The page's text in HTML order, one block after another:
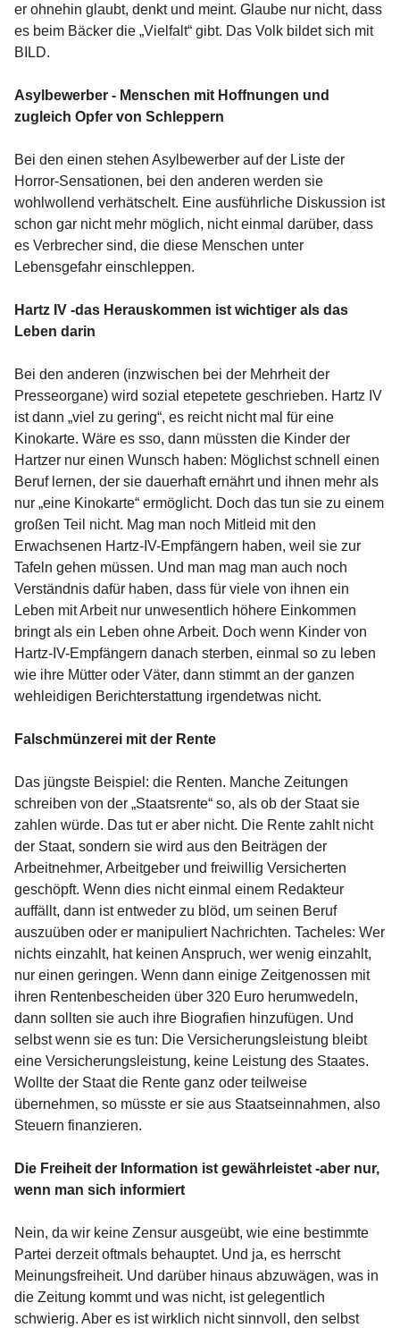
er ohnehin glaubt, denkt und meint. Glaube nur nicht, dass
es beim Bäcker die „Vielfalt“ gibt. Das Volk bildet sich mit
BILD.
Asylbewerber - Menschen mit Hoffnungen und
zugleich Opfer von Schleppern
Bei den einen stehen Asylbewerber auf der Liste der
Horror-Sensationen, bei den anderen werden sie
wohlwollend verhätschelt. Eine ausführliche Diskussion ist
schon gar nicht mehr möglich, nicht einmal darüber, dass
es Verbrecher sind, die diese Menschen unter
Lebensgefahr einschleppen.
Hartz IV -das Herauskommen ist wichtiger als das
Leben darin
Bei den anderen (inzwischen bei der Mehrheit der
Presseorgane) wird sozial etepetete geschrieben. Hartz IV
ist dann „viel zu gering“, es reicht nicht mal für eine
Kinokarte. Wäre es sso, dann müssten die Kinder der
Hartzer nur einen Wunsch haben: Möglichst schnell einen
Beruf lernen, der sie dauerhaft ernährt und ihnen mehr als
nur „eine Kinokarte“ ermöglicht. Doch das tun sie zu einem
großen Teil nicht. Mag man noch Mitleid mit den
Erwachsenen Hartz-IV-Empfängern haben, weil sie zur
Tafeln gehen müssen. Und man mag man auch noch
Verständnis dafür haben, dass für viele von ihnen ein
Leben mit Arbeit nur unwesentlich höhere Einkommen
bringt als ein Leben ohne Arbeit. Doch wenn Kinder von
Hartz-IV-Empfängern danach sterben, einmal so zu leben
wie ihre Mütter oder Väter, dann stimmt an der ganzen
wehleidigen Berichterstattung irgendetwas nicht.
Falschmünzerei mit der Rente
Das jüngste Beispiel: die Renten. Manche Zeitungen
schreiben von der „Staatsrente“ so, als ob der Staat sie
zahlen würde. Das tut er aber nicht. Die Rente zahlt nicht
der Staat, sondern sie wird aus den Beiträgen der
Arbeitnehmer, Arbeitgeber und freiwillig Versicherten
geschöpft. Wenn dies nicht einmal einem Redakteur
auffällt, dann ist entweder zu blöd, um seinen Beruf
auszuüben oder er manipuliert Nachrichten. Tacheles: Wer
nichts einzahlt, hat keinen Anspruch, wer wenig einzahlt,
nur einen geringen. Wenn dann einige Zeitgenossen mit
ihren Rentenbescheiden über 320 Euro herumwedeln,
dann sollten sie auch ihre Biografien hinzufügen. Und
selbst wenn sie es tun: Die Versicherungsleistung bleibt
eine Versicherungsleistung, keine Leistung des Staates.
Wollte der Staat die Rente ganz oder teilweise
übernehmen, so müsste er sie aus Staatseinnahmen, also
Steuern finanzieren.
Die Freiheit der Information ist gewährleistet -aber nur,
wenn man sich informiert
Nein, da wir keine Zensur ausgeübt, wie eine bestimmte
Partei derzeit oftmals behauptet. Und ja, es herrscht
Meinungsfreiheit. Und darüber hinaus abzuwägen, was in
die Zeitung kommt und was nicht, ist gelegentlich
schwierig. Aber es ist wirklich nicht sinnvoll, den selbst